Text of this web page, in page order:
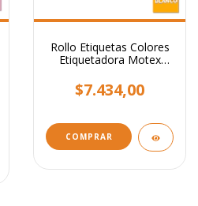
Rollo Etiquetas Colores
Etiquetadora Motex
$7.434,00
COMPRAR